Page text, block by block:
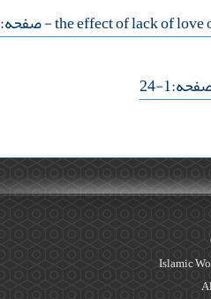
- صفحه:73-92
24
Islamic